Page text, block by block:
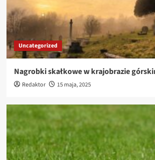
Uncategorized
Nagrobki skałkowe w krajobrazie
Redaktor 15 maja, 2025